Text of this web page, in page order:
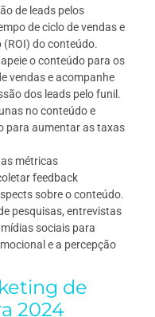
de leads pelos
de ciclo de vendas e
do conteúdo.
o conteúdo para os
vendas e acompanhe
dos leads pelo funil.
no conteúdo e
para aumentar as taxas
métricas
feedback
sobre o conteúdo.
pesquisas, entrevistas
sociais para
e a percepção
de
2024